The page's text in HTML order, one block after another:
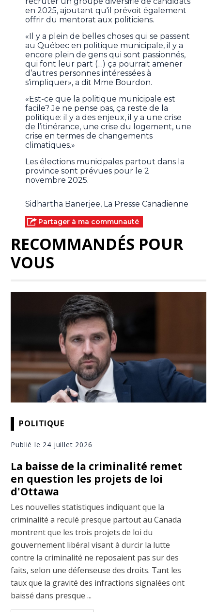
en 2025, ajoutant qu'il prévoit également
offrir du mentorat aux politiciens.
«Il y a plein de belles choses qui se passent
au Québec en politique municipale, il y a
encore plein de gens qui sont passionnés,
qui font leur part (…) ça pourrait amener
d’autres personnes intéressées à
s’impliquer», a dit Mme Bourdon.
«Est-ce que la politique municipale est
facile? Je ne pense pas, ça reste de la
politique: il y a des enjeux, il y a une crise
de l’itinérance, une crise du logement, une
crise en termes de changements
climatiques.»
Les élections municipales partout dans la
province sont prévues pour le 2
novembre 2025.
Sidhartha Banerjee, La Presse Canadienne
Partager à ma communauté
RECOMMANDÉS POUR
VOUS
POLITIQUE
Publié le 24 juillet 2026
La baisse de la criminalité remet
en question les projets de loi
d'Ottawa
Les nouvelles statistiques indiquant que la
criminalité a reculé presque partout au Canada
montrent que les trois projets de loi du
gouvernement libéral visant à durcir la lutte
contre la criminalité ne reposaient pas sur des
faits, selon une défenseuse des droits. Tant les
taux que la gravité des infractions signalées ont
baissé dans presque ...